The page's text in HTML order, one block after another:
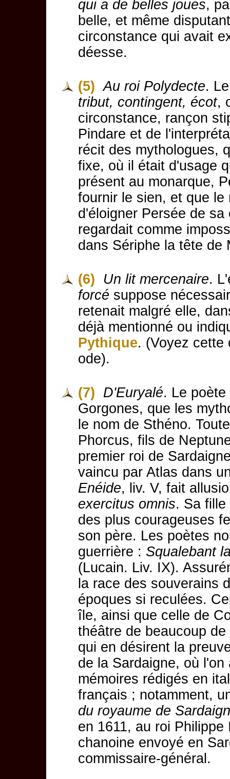
qui a de belles joues,
belle, et même
circonstance qui avait
déesse.
(5) Au roi Polydecte.
tribut, contingent, écot,
circonstance, rançon
Pindare et de
récit des mythologues,
fixe, où il était d'usage
présent au monarque,
fournir le sien, et que
d'éloigner Persée de
regardait comme
dans Sériphe la tête de
(6) Un lit mercenaire.
forcé suppose
retenait malgré elle,
déjà mentionné ou
Pythique. (Voyez cette
ode).
(7) D'Euryalé. Le
Gorgones, que les
le nom de Sthéno.
Phorcus, fils de
premier roi de
vaincu par Atlas dans
Enéide, liv. V, fait
exercitus omnis. Sa
des plus courageuses
son père. Les poètes
guerrière : Squalebant
(Lucain. Liv. IX).
la race des souverains
époques si reculées.
île, ainsi que celle de
théâtre de beaucoup
qui en désirent la
de la Sardaigne, où
mémoires rédigés en
français ; notamment,
du royaume de
en 1611, au roi
chanoine envoyé en
commissaire-général.